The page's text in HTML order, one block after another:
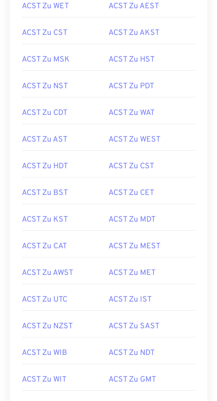
ACST Zu WET ACST Zu AEST
ACST Zu CST ACST Zu AKST
ACST Zu MSK ACST Zu HST
ACST Zu NST ACST Zu PDT
ACST Zu CDT ACST Zu WAT
ACST Zu AST ACST Zu WEST
ACST Zu HDT ACST Zu CST
ACST Zu BST ACST Zu CET
ACST Zu KST ACST Zu MDT
ACST Zu CAT ACST Zu MEST
ACST Zu AWST ACST Zu MET
ACST Zu UTC ACST Zu IST
ACST Zu NZST ACST Zu SAST
ACST Zu WIB ACST Zu NDT
ACST Zu WIT ACST Zu GMT